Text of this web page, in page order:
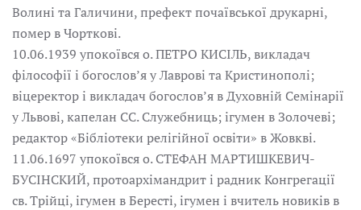
Волині та Галичини, префект почаївської друкарні,
помер в Чорткові.
10.06.1939 упокоївся о. ПЕТРО КИСІЛЬ, викладач
філософії і богослов’я у Лаврові та Кристинополі;
віцеректор і викладач богослов’я в Духовній Семінарії
у Львові, капелан СС. Служебниць; ігумен в Золочеві;
редактор «Бібліотеки релігійної освіти» в Жовкві.
11.06.1697 упокоївся о. СТЕФАН МАРТИШКЕВИЧ-
БУСІНСКИЙ, протоархімандрит і радник Конгрегації
св. Трійці, ігумен в Бересті, ігумен і вчитель новиків в